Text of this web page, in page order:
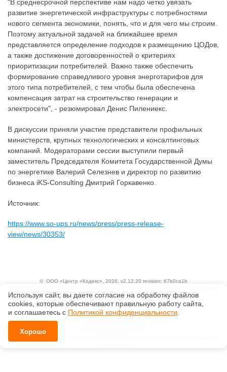
"В среднесрочной перспективе нам надо четко увязать
развитие энергетической инфраструктуры с потребностями
нового сегмента экономики, понять, что и для чего мы строим.
Поэтому актуальной задачей на ближайшее время
представляется определение подходов к размещению ЦОДов,
а также достижение договоренностей о критериях
приоритизации потребителей. Важно также обеспечить
формирование справедливого уровня энерготарифов для
этого типа потребителей, с тем чтобы была обеспечена
компенсация затрат на строительство генерации и
электросети", - резюмировал Денис Пилениекс.
В дискуссии приняли участие представители профильных
министерств, крупных технологических и консалтинговых
компаний. Модераторами сессии выступили первый
заместитель Председателя Комитета Государственной Думы
по энергетике Валерий Селезнев и директор по развитию
бизнеса iKS-Consulting Дмитрий Горкавенко.
Источник:
https://www.so-ups.ru/news/press/press-release-
view/news/30353/
© ООО «Центр «Кодекс» , 2026, v2.12.20 revision: 67b0ca1b
1.01, 3.01
Ценовая политика
Технологии
Исключительные авторские и смежные права принадлежат АО «Кодекс».
Положение по обработке и защите персональных данных
Используя сайт, вы даете согласие на обработку файлов
сооkiеs, которые обеспечивают правильную работу сайта,
и соглашаетесь с Политикой конфиденциальности.
Хорошо